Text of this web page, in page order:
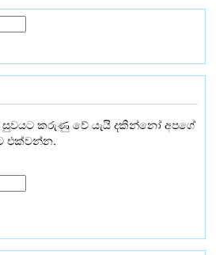
කරුණු වේ යැයි දකින්නෝ අපගේ
එක්වන්න.